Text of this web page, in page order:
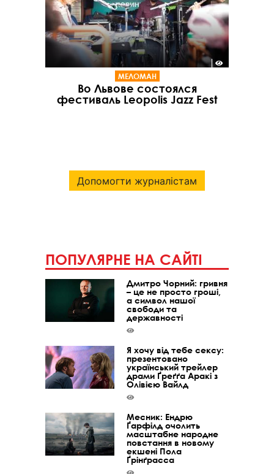
МЕЛОМАН
Во Львове состоялся
фестиваль Leopolis Jazz Fest
Допомогти журналістам
ПОПУЛЯРНЕ НА САЙТІ
Дмитро Чорний: гривня
– це не просто гроші,
а символ нашої
свободи та
державності
Я хочу від тебе сексу:
презентовано
український трейлер
драми Ґреґґа Аракі з
Олівією Вайлд
Месник: Ендрю
Ґарфілд очолить
масштабне народне
повстання в новому
екшені Пола
Ґрінґрасса